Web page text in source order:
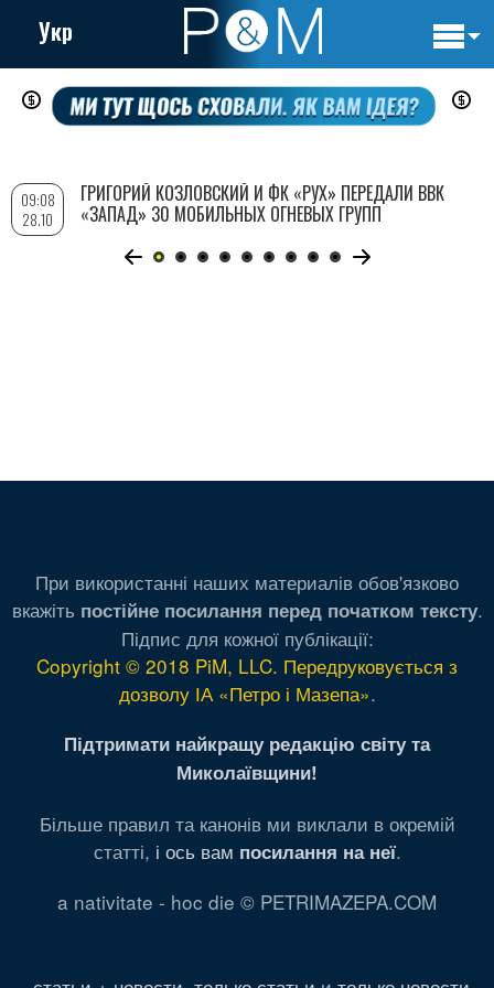
Перейти
содержанию
Укр
09:08
28.10
ГРИГОРИЙ КОЗЛОВСКИЙ И ФК «РУХ» ПЕРЕДАЛИ ВВК
«ЗАПАД» 30 МОБИЛЬНЫХ ОГНЕВЫХ ГРУПП
При використанні наших материалів обов'язково
вкажіть постійне посилання перед початком тексту.
Підпис для кожної публікації:
Copyright © 2018 PiM, LLC. Передруковується з
дозволу ІА «Петро і Мазепа».
Підтримати найкращу редакцію світу та
Миколаївщини!
Більше правил та канонів ми виклали в окремій
статті, і ось вам посилання на неї.
a nativitate - hoc die © PETRIMAZEPA.COM